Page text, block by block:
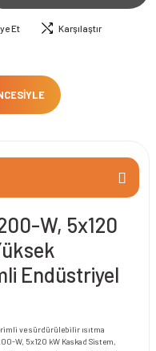
Et Karşılaştır
W, 5x120
Endüstriyel
ve sürdürülebilir ısıtma
W, 5x120 kW Kaskad Sistem,